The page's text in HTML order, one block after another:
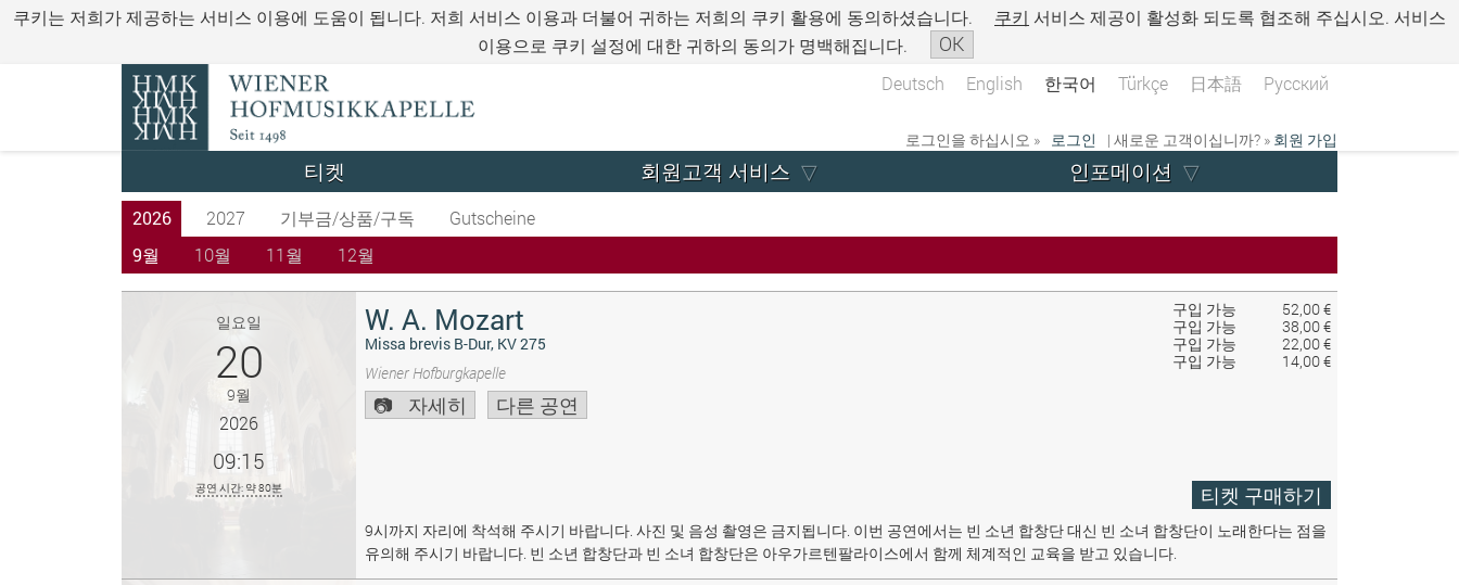
쿠키는 저희가 제공하는 서비스 이용에 도움이 됩니다. 저희 서비스 이용과 더불어 귀하는 저희의 쿠키 활용에 동의하셨습니다. 쿠키 서비스 제공이 활성화 되도록 협조해 주십시오. 서비스
이용으로 쿠키 설정에 대한 귀하의 동의가 명백해집니다.
OK
Deutsch English 한국어 Türkçe 日本語 Русский
로그인을 하십시오 » 로그인 | 새로운 고객이십니까? » 회원 가입
티켓 회원고객 서비스 인포메이션
2026 2027 기부금/상품/구독
Gutscheine
9월
10월 11월 12월
구입 가능
52,00 €
구입 가능
38,00 €
구입 가능
22,00 €
구입 가능
14,00 €
일요일
20
9월
2026
09:15
공연 시간: 약 80분
W. A. Mozart
Missa brevis B-Dur, KV 275
Wiener Hofburgkapelle
자세히 다른 공연
티켓 구매하기
9시까지 자리에 착석해 주시기 바랍니다. 사진 및 음성 촬영은 금지됩니다. 이번 공연에서는 빈 소년 합창단 대신 빈 소녀 합창단이 노래한다는 점을
유의해 주시기 바랍니다. 빈 소년 합창단과 빈 소녀 합창단은 아우가르텐팔라이스에서 함께 체계적인 교육을 받고 있습니다.